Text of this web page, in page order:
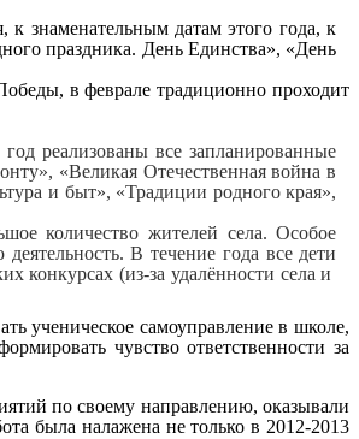
знаменательным датам этого года, к
праздника. День Единства», «День
в феврале традиционно проходит
реализованы все запланированные
«Великая Отечественная война в
и быт», «Традиции родного края»,
количество жителей села. Особое
В течение года все дети
конкурсах (из-за удалённости села и
ученическое самоуправление в школе,
чувство ответственности за
по своему направлению, оказывали
была налажена не только в 2012-2013